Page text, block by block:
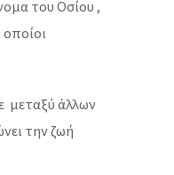
του Οσίου ,
μεταξύ άλλων
την ζωή